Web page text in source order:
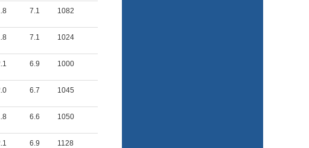
7.1 1082
7.1 1024
6.9 1000
6.7 1045
6.6 1050
6.9 1128